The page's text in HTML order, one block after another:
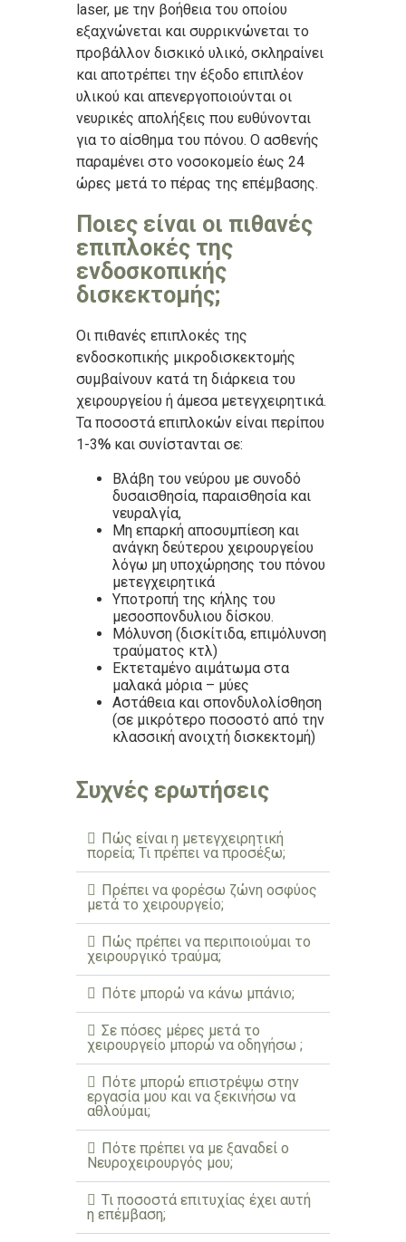
laser, με την βοήθεια του οποίου
εξαχνώνεται και συρρικνώνεται το
προβάλλον δισκικό υλικό, σκληραίνει
και αποτρέπει την έξοδο επιπλέον
υλικού και απενεργοποιούνται οι
νευρικές απολήξεις που ευθύνονται
για το αίσθημα του πόνου. Ο ασθενής
παραμένει στο νοσοκομείο έως 24
ώρες μετά το πέρας της επέμβασης.
Ποιες είναι οι πιθανές
επιπλοκές της
ενδοσκοπικής
δισκεκτομής;
Οι πιθανές επιπλοκές της
ενδοσκοπικής μικροδισκεκτομής
συμβαίνουν κατά τη διάρκεια του
χειρουργείου ή άμεσα μετεγχειρητικά.
Τα ποσοστά επιπλοκών είναι περίπου
1-3% και συνίστανται σε:
Βλάβη του νεύρου με συνοδό
δυσαισθησία, παραισθησία και
νευραλγία,
Μη επαρκή αποσυμπίεση και
ανάγκη δεύτερου χειρουργείου
λόγω μη υποχώρησης του πόνου
μετεγχειρητικά
Υποτροπή της κήλης του
μεσοσπονδυλιου δίσκου.
Μόλυνση (δισκίτιδα, επιμόλυνση
τραύματος κτλ)
Εκτεταμένο αιμάτωμα στα
μαλακά μόρια – μύες
Αστάθεια και σπονδυλολίσθηση
(σε μικρότερο ποσοστό από την
κλασσική ανοιχτή δισκεκτομή)
Συχνές ερωτήσεις
Πώς είναι η μετεγχειρητική
πορεία; Τι πρέπει να προσέξω;
Πρέπει να φορέσω ζώνη οσφύος
μετά το χειρουργείο;
Πώς πρέπει να περιποιούμαι το
χειρουργικό τραύμα;
Πότε μπορώ να κάνω μπάνιο;
Σε πόσες μέρες μετά το
χειρουργείο μπορώ να οδηγήσω ;
Πότε μπορώ επιστρέψω στην
εργασία μου και να ξεκινήσω να
αθλούμαι;
Πότε πρέπει να με ξαναδεί ο
Νευροχειρουργός μου;
Τι ποσοστά επιτυχίας έχει αυτή
η επέμβαση;